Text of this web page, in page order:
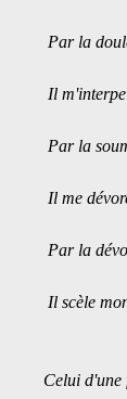
Par la
Il
Par la
Il me
Par la
Il scèle
Celui d'une